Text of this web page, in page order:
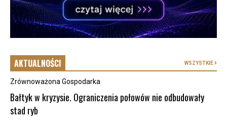
AKTUALNOŚCI WSZYSTKIE
Zrównoważona Gospodarka
Bałtyk w kryzysie. Ograniczenia połowów nie odbudowały
stad ryb